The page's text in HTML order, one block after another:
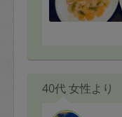
リエさんには量
まい申し訳なかっ
です。ありがとう
40代 女性より